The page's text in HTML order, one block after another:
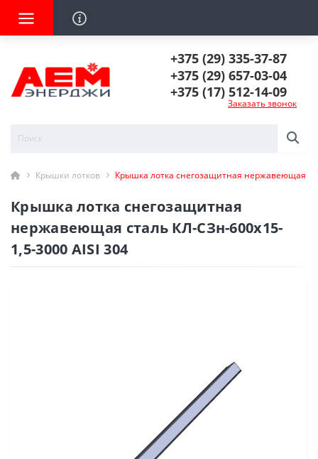
+375 (29) 335-37-87
+375 (29) 657-03-04
+375 (17) 512-14-09
Заказать звонок
Крышки лотков Крышка лотка снегозащитная нержавеющая
Крышка лотка снегозащитная
нержавеющая сталь КЛ-СЗн-600х15-
1,5-3000 AISI 304